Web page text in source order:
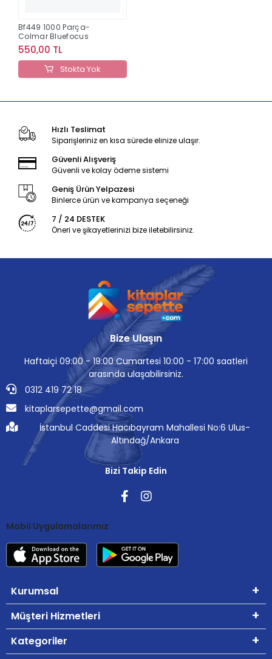
Bf449 1000 Parça-
Colmar Bluefocus
550,00 TL
Stokta Yok
Hızlı Teslimat
Siparişleriniz en kısa sürede elinize ulaşır.
Güvenli Alışveriş
Güvenli ve kolay ödeme sistemi
Geniş Ürün Yelpazesi
Binlerce ürün ve kampanya seçeneği
7 / 24 DESTEK
Öneri ve şikayetlerinizi bize iletebilirsiniz.
Bize Ulaşın
Haftaiçi 09:00 - 19:00 Cumartesi 10:00 - 17:00 saatleri
arasında ulaşabilirsiniz.
0312 419 72 18
kitaplarsepette@gmail.com
İstanbul Caddesi Hacıbayram Mahallesi No:6 Ulus-
Altındağ/Ankara
Bizi Takip Edin
Mobil Uygulamalarımız
Kurumsal
Müşteri Hizmetleri
Kategoriler